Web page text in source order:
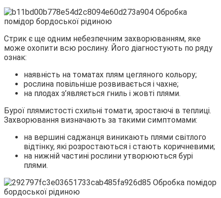
Стрик є ще одним небезпечним захворюванням, яке
може охопити всю рослину. Його діагностують по ряду
ознак:
наявність на томатах плям цегляного кольору;
рослина повільніше розвивається і чахне;
на плодах з’являється гниль і жовті плями.
Бурої плямистості схильні томати, зростаючі в теплиці.
Захворювання визначають за такими симптомами:
на вершині саджанця виникають плями світлого
відтінку, які розростаються і стають коричневими;
на нижній частині рослини утворюються бурі
плями.